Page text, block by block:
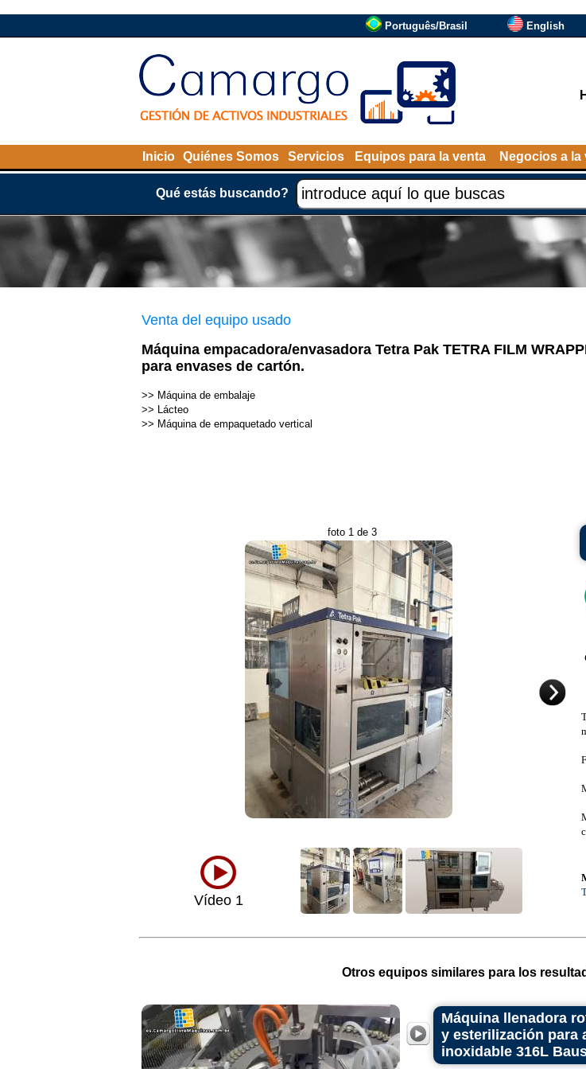
Português/Brasil English
Inicio Quiénes Somos Servicios Equipos para la venta Negocios a la
Qué estás buscando?
Venta del equipo usado
Máquina empacadora/envasadora Tetra Pak TETRA FILM
para envases de cartón.
>> Máquina de embalaje
>> Lácteo
>> Máquina de empaquetado vertical
foto 1 de 3
Vídeo 1
Otros equipos similares para los
Máquina llenadora
y esterilización para
inoxidable 316L